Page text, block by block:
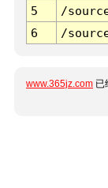
5
/
6
/
www.365jz.com 已